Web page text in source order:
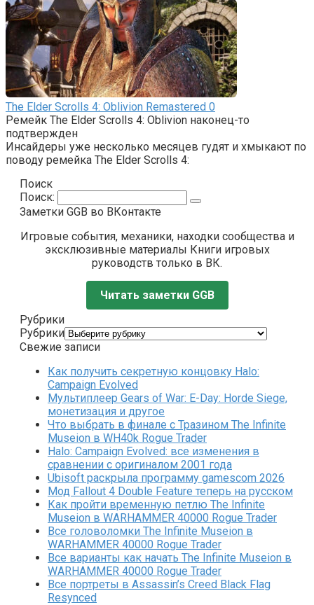
The Elder Scrolls 4: Oblivion Remastered 0
Ремейк The Elder Scrolls 4: Oblivion наконец-то
подтвержден
Инсайдеры уже несколько месяцев гудят и хмыкают по
поводу ремейка The Elder Scrolls 4:
Поиск
Поиск:
Заметки GGB во ВКонтакте
Игровые события, механики, находки сообщества и
эксклюзивные материалы Книги игровых
руководств только в ВК.
Читать заметки GGB
Рубрики
Рубрики
Свежие записи
Как получить секретную концовку Halo:
Campaign Evolved
Мультиплеер Gears of War: E-Day: Horde Siege,
монетизация и другое
Что выбрать в финале с Тразином The Infinite
Museion в WH40k Rogue Trader
Halo: Campaign Evolved: все изменения в
сравнении с оригиналом 2001 года
Ubisoft раскрыла программу gamescom 2026
Мод Fallout 4 Double Feature теперь на русском
Как пройти временную петлю The Infinite
Museion в WARHAMMER 40000 Rogue Trader
Все головоломки The Infinite Museion в
WARHAMMER 40000 Rogue Trader
Все варианты как начать The Infinite Museion в
WARHAMMER 40000 Rogue Trader
Все портреты в Assassin’s Creed Black Flag
Resynced